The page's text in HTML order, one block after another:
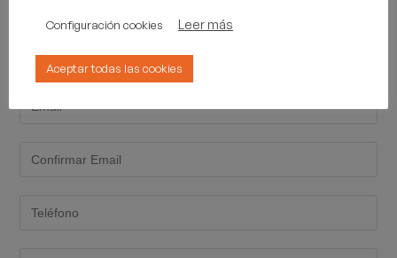
Configuración cookies Leer más
Aceptar todas las cookies